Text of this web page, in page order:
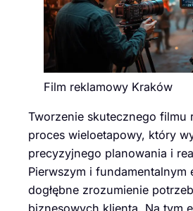
Film reklamowy Kraków
Tworzenie skutecznego filmu
proces wieloetapowy, który
precyzyjnego planowania i
Pierwszym i fundamentalnym
dogłębne zrozumienie